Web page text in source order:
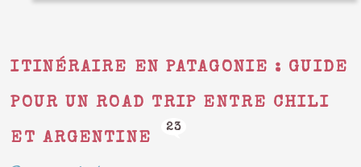
ITINÉRAIRE EN PATAGONIE : GUIDE
POUR UN ROAD TRIP ENTRE CHILI
ET ARGENTINE
23